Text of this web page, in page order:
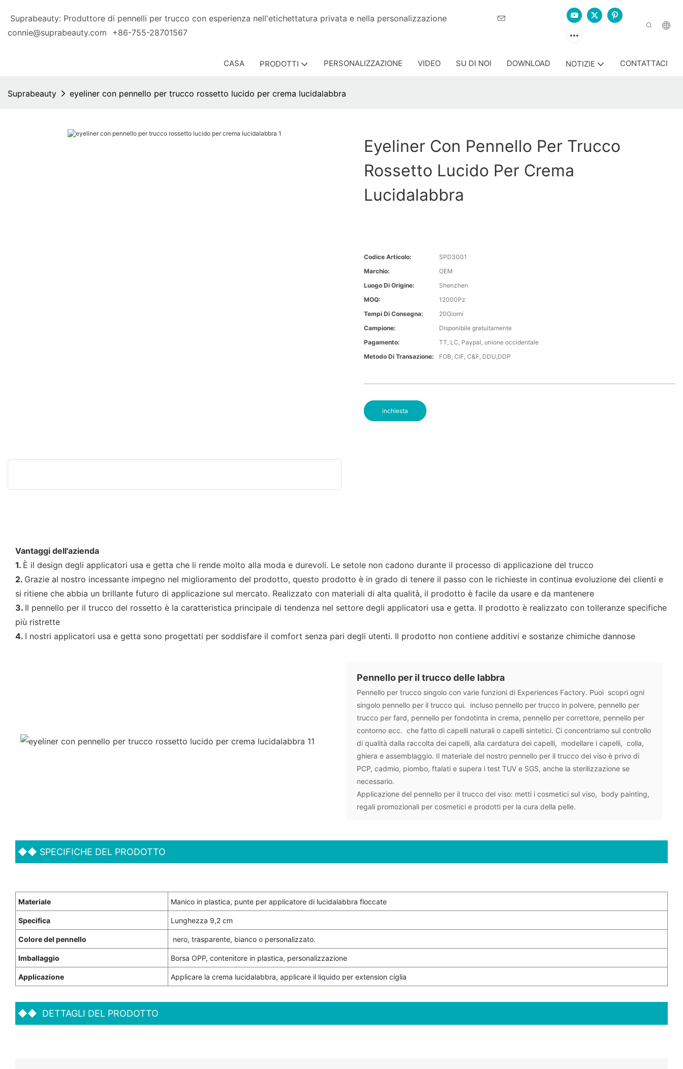
Suprabeauty: Produttore di pennelli per trucco con esperienza nell'etichettatura privata e nella personalizzazione
connie@suprabeauty.com
+86-755-28701567
CASA PRODOTTI PERSONALIZZAZIONE VIDEO SU DI NOI DOWNLOAD NOTIZIE CONTATTACI
Suprabeauty eyeliner con pennello per trucco rossetto lucido per crema lucidalabbra
Eyeliner Con Pennello Per Trucco
Rossetto Lucido Per Crema
Lucidalabbra
Codice Articolo:
SPD3001
Marchio:
OEM
Luogo Di Origine:
Shenzhen
MOQ:
12000Pz
Tempi Di Consegna:
20Giorni
Campione:
Disponibile gratuitamente
Pagamento:
TT, LC, Paypal, unione occidentale
Metodo Di Transazione:
FOB, CIF, C&F, DDU,DDP
inchiesta
Vantaggi dell'azienda
1. È il design degli applicatori usa e getta che li rende molto alla moda e durevoli. Le setole non cadono durante il processo di applicazione del trucco
2. Grazie al nostro incessante impegno nel miglioramento del prodotto, questo prodotto è in grado di tenere il passo con le richieste in continua evoluzione dei clienti e
si ritiene che abbia un brillante futuro di applicazione sul mercato. Realizzato con materiali di alta qualità, il prodotto è facile da usare e da mantenere
3. Il pennello per il trucco del rossetto è la caratteristica principale di tendenza nel settore degli applicatori usa e getta. Il prodotto è realizzato con tolleranze specifiche
più ristrette
4. I nostri applicatori usa e getta sono progettati per soddisfare il comfort senza pari degli utenti. Il prodotto non contiene additivi e sostanze chimiche dannose
Pennello per il trucco delle labbra
Pennello per trucco singolo con varie funzioni di Experiences Factory. Puoi scopri ogni
singolo pennello per il trucco qui. incluso pennello per trucco in polvere, pennello per
trucco per fard, pennello per fondotinta in crema, pennello per correttore, pennello per
contorno ecc. che fatto di capelli naturali o capelli sintetici. Ci concentriamo sul controllo
di qualità dalla raccolta dei capelli, alla cardatura dei capelli, modellare i capelli, colla,
ghiera e assemblaggio. Il materiale del nostro pennello per il trucco del viso è privo di
PCP, cadmio, piombo, ftalati e supera i test TUV e SGS, anche la sterilizzazione se
necessario.
Applicazione del pennello per il trucco del viso: metti i cosmetici sul viso, body painting,
regali promozionali per cosmetici e prodotti per la cura della pelle.
◆◆ SPECIFICHE DEL PRODOTTO
Materiale Manico in plastica, punte per applicatore di lucidalabbra floccate
Specifica Lunghezza 9,2 cm
Colore del pennello nero, trasparente, bianco o personalizzato.
Imballaggio Borsa OPP, contenitore in plastica, personalizzazione
Applicazione Applicare la crema lucidalabbra, applicare il liquido per extension ciglia
◆◆ DETTAGLI DEL PRODOTTO